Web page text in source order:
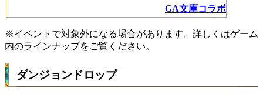
GA文庫コラボ
※イベントで対象外になる場合があります。詳しくはゲーム
内のラインナップをご覧ください。
ダンジョンドロップ